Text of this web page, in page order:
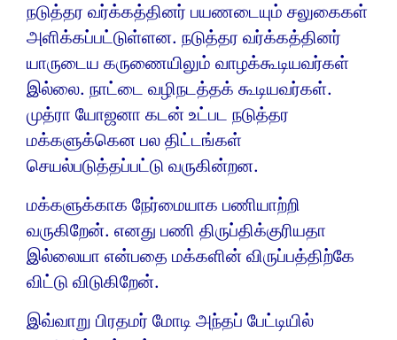
நடுத்தர வர்க்கத்தினர் பயணடையும் சலுகைகள்
அளிக்கப்பட்டுள்ளன. நடுத்தர வர்க்கத்தினர்
யாருடைய கருணையிலும் வாழக்கூடியவர்கள்
இல்லை. நாட்டை வழிநடத்தக் கூடியவர்கள்.
முத்ரா யோஜனா கடன் உட்பட நடுத்தர
மக்களுக்கென பல திட்டங்கள்
செயல்படுத்தப்பட்டு வருகின்றன.
மக்களுக்காக நேர்மையாக பணியாற்றி
வருகிறேன். எனது பணி திருப்திக்குரியதா
இல்லையா என்பதை மக்களின் விருப்பத்திற்கே
விட்டு விடுகிறேன்.
இவ்வாறு பிரதமர் மோடி அந்தப் பேட்டியில்